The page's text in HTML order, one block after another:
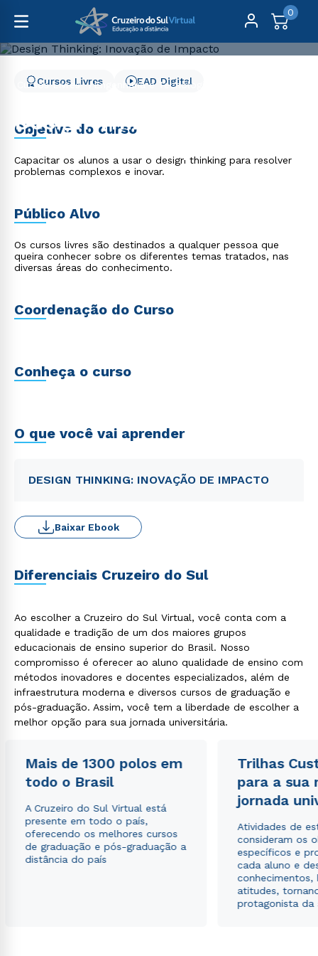
0
Cursos Livres
Engenharia e Tecnologia
Design Thinking:
Inovação de Impacto
Cursos Livres EAD Digital
Objetivo do curso
Capacitar os alunos a usar o design thinking para resolver
problemas complexos e inovar.
Público Alvo
Os cursos livres são destinados a qualquer pessoa que
queira conhecer sobre os diferentes temas tratados, nas
diversas áreas do conhecimento.
Coordenação do Curso
Conheça o curso
O que você vai aprender
DESIGN THINKING: INOVAÇÃO DE IMPACTO
Baixar Ebook
Diferenciais Cruzeiro do Sul
Ao escolher a Cruzeiro do Sul Virtual, você conta com a
qualidade e tradição de um dos maiores grupos
educacionais de ensino superior do Brasil. Nosso
compromisso é oferecer ao aluno qualidade de ensino com
métodos inovadores e docentes especializados, além de
infraestrutura moderna e diversos cursos de graduação e
pós-graduação. Assim, você tem a liberdade de escolher a
melhor opção para sua jornada universitária.
Mais de 1300 polos em
todo o Brasil
A Cruzeiro do Sul Virtual está
presente em todo o país,
oferecendo os melhores cursos
de graduação e pós-graduação a
distância do país
Trilhas
para a sua
jornada
Atividades de
consideram os
específicos e
cada aluno e
conhecimentos,
atitudes,
protagonista da